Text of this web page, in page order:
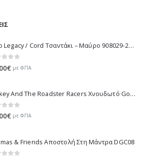
Polo Legacy / Cord Τσαντάκι – Μαύρο 908029-2000 2022
€ με ΦΠΑ
Mickey And The Roadster Racers Χνουδωτό Goofy 25 εκ 1607-01691
of 5
€ με ΦΠΑ
& Friends Αποστολή Στη Μάντρα DGC08